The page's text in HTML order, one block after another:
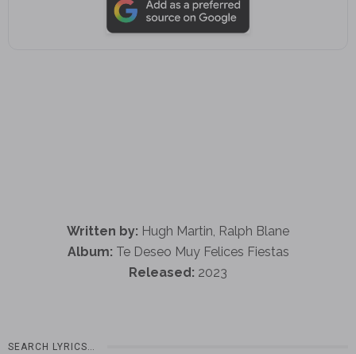
Written by: Hugh Martin, Ralph Blane
Album: Te Deseo Muy Felices Fiestas
Released: 2023
SEARCH LYRICS…